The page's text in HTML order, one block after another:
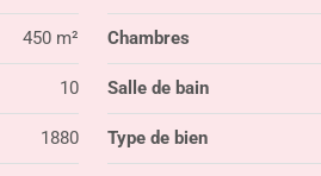
450 m² Chambres
10 Salle de bain
1880 Type de bien